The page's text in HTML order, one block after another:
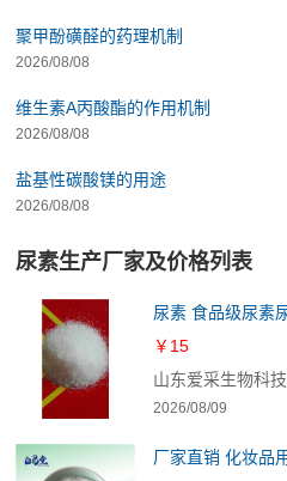
聚甲酚磺醛的药理机制
2026/08/08
维生素A丙酸酯的作用机制
2026/08/08
盐基性碳酸镁的用途
2026/08/08
尿素生产厂家及价格列表
尿素 食品级尿素
￥15
山东爱采生物科
2026/08/09
厂家直销 化妆品